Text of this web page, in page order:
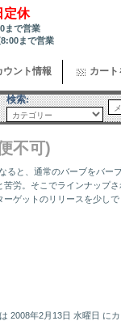
定休
まで営業
まで営業
ウント情報 カート
検索:
不可)
ると、通常のバーブをバー
労。そこでラインナップ
ゲットのリリースを少し
2008年2月13日 水曜日 に